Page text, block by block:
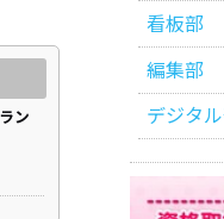
ン
看板部
編集部
デジタ